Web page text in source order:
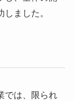
ました。
では、限られ